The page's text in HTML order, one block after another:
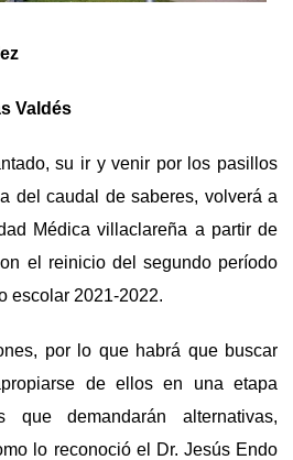
Valdés
su ir y venir por los pasillos
del caudal de saberes, volverá a
Médica villaclareña a partir de
el reinicio del segundo período
escolar 2021-2022.
por lo que habrá que buscar
de ellos en una etapa
que demandarán alternativas,
lo reconoció el Dr. Jesús Endo